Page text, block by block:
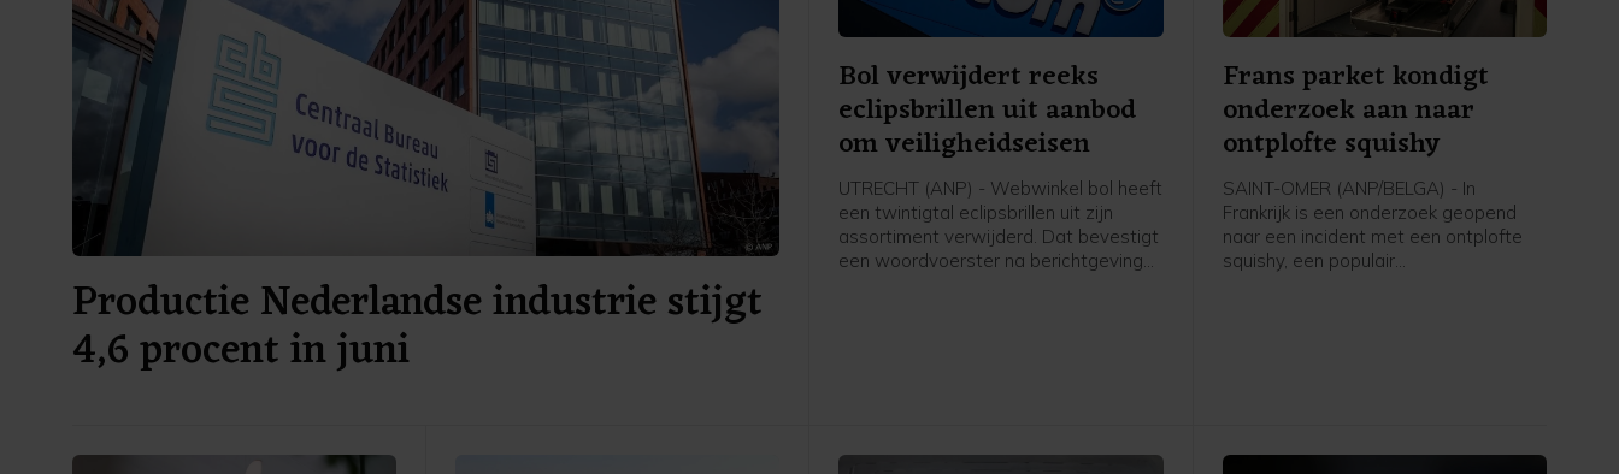
Productie Nederlandse industrie stijgt
4,6 procent in juni
Bol verwijdert reeks
eclipsbrillen uit aanbod
om veiligheidseisen
UTRECHT (ANP) - Webwinkel bol heeft
een twintigtal eclipsbrillen uit zijn
assortiment verwijderd. Dat bevestigt
een woordvoerster na berichtgeving
Frans parket kondigt
onderzoek aan naar
ontplofte squishy
SAINT-OMER (ANP/BELGA) - In
Frankrijk is een onderzoek geopend
naar een incident met een ontplofte
squishy, een populair